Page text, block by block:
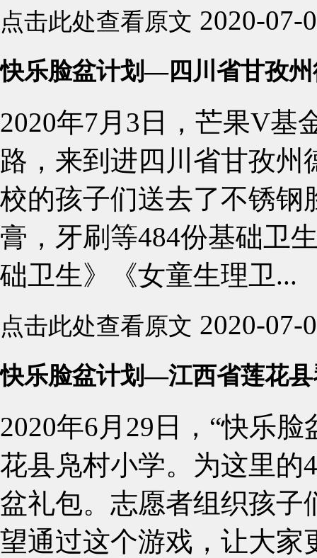
点击此处查看原文 2020-07-
快乐脸盆计划—四川省甘孜
2020年7月3日，芒果V基
路，来到进四川省甘孜
校的孩子们送去了不锈钢
膏，牙刷等484份基础卫
础卫生》《女童生理卫...
点击此处查看原文 2020-07-
快乐脸盆计划—江西省莲花
2020年6月29日，“快乐
花县凫村小学。为这里的
盆礼包。志愿者组织孩子
望通过这个游戏，让大家